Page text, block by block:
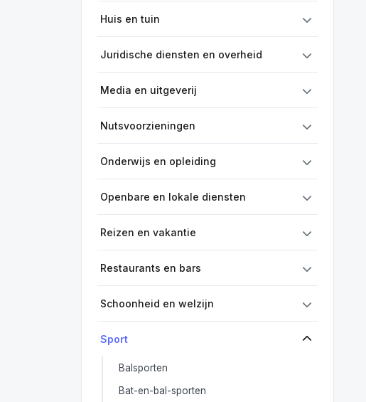
Huis en tuin
Juridische diensten en overheid
Media en uitgeverij
Nutsvoorzieningen
Onderwijs en opleiding
Openbare en lokale diensten
Reizen en vakantie
Restaurants en bars
Schoonheid en welzijn
Sport
Balsporten
Bat-en-bal-sporten